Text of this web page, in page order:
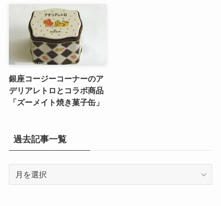
銀座コージーコーナーのア
デリアレトロとコラボ商品
「ズーメイト焼き菓子缶」
過去記事一覧